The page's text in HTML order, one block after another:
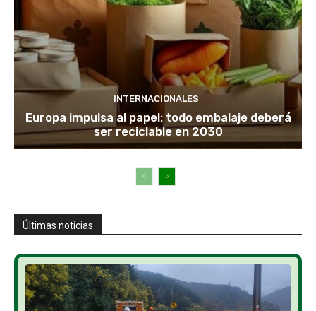
INTERNACIONALES
Europa impulsa al papel: todo embalaje deberá
ser reciclable en 2030
Últimas noticias